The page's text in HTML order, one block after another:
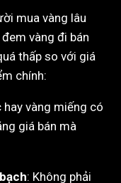
mua vàng lâu
vàng đi bán
thấp so với giá
chính:
vàng miếng có
giá bán mà
: Không phải